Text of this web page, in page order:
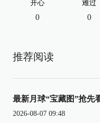
开心
0
难过
0
推荐阅读
最新月球“宝藏图”抢先
2026-08-07 09:48